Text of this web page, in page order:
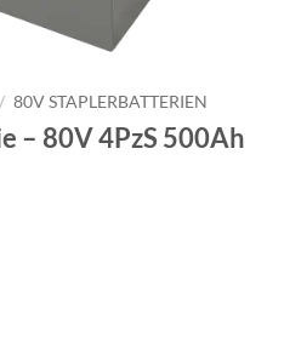
/ 80V STAPLERBATTERIEN
– 80V 4PzS 500Ah